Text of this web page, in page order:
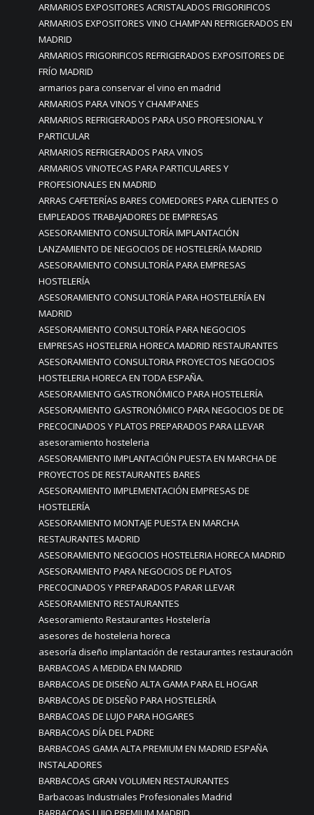
ARMARIOS EXPOSITORES ACRISTALADOS FRIGORIFICOS
ARMARIOS EXPOSITORES VINO CHAMPAN REFRIGERADOS EN
MADRID
ARMARIOS FRIGORIFICOS REFRIGERADOS EXPOSITORES DE
FRÍO MADRID
armarios para conservar el vino en madrid
ARMARIOS PARA VINOS Y CHAMPANES
ARMARIOS REFRIGERADOS PARA USO PROFESIONAL Y
PARTICULAR
ARMARIOS REFRIGERADOS PARA VINOS
ARMARIOS VINOTECAS PARA PARTICULARES Y
PROFESIONALES EN MADRID
ARRAS CAFETERÍAS BARES COMEDORES PARA CLIENTES O
EMPLEADOS TRABAJADORES DE EMPRESAS
ASESORAMIENTO CONSULTORÍA IMPLANTACIÓN
LANZAMIENTO DE NEGOCIOS DE HOSTELERÍA MADRID
ASESORAMIENTO CONSULTORÍA PARA EMPRESAS
HOSTELERÍA
ASESORAMIENTO CONSULTORÍA PARA HOSTELERÍA EN
MADRID
ASESORAMIENTO CONSULTORÍA PARA NEGOCIOS
EMPRESAS HOSTELERIA HORECA MADRID RESTAURANTES
ASESORAMIENTO CONSULTORIA PROYECTOS NEGOCIOS
HOSTELERIA HORECA EN TODA ESPAÑA.
ASESORAMIENTO GASTRONÓMICO PARA HOSTELERÍA
ASESORAMIENTO GASTRONÓMICO PARA NEGOCIOS DE DE
PRECOCINADOS Y PLATOS PREPARADOS PARA LLEVAR
asesoramiento hosteleria
ASESORAMIENTO IMPLANTACIÓN PUESTA EN MARCHA DE
PROYECTOS DE RESTAURANTES BARES
ASESORAMIENTO IMPLEMENTACIÓN EMPRESAS DE
HOSTELERÍA
ASESORAMIENTO MONTAJE PUESTA EN MARCHA
RESTAURANTES MADRID
ASESORAMIENTO NEGOCIOS HOSTELERIA HORECA MADRID
ASESORAMIENTO PARA NEGOCIOS DE PLATOS
PRECOCINADOS Y PREPARADOS PARAR LLEVAR
ASESORAMIENTO RESTAURANTES
Asesoramiento Restaurantes Hostelería
asesores de hosteleria horeca
asesoría diseño implantación de restaurantes restauración
BARBACOAS A MEDIDA EN MADRID
BARBACOAS DE DISEÑO ALTA GAMA PARA EL HOGAR
BARBACOAS DE DISEÑO PARA HOSTELERÍA
BARBACOAS DE LUJO PARA HOGARES
BARBACOAS DÍA DEL PADRE
BARBACOAS GAMA ALTA PREMIUM EN MADRID ESPAÑA
INSTALADORES
BARBACOAS GRAN VOLUMEN RESTAURANTES
Barbacoas Industriales Profesionales Madrid